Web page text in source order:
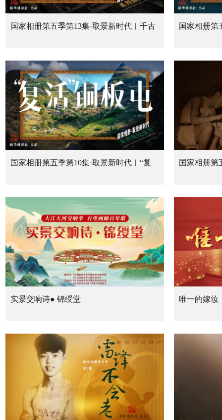
国家相册第五季第13集·取景新时代︱千古
国家相册第
国家相册第五季第10集·取景新时代︱“复
国家相册第
实景交响诗● 锦绶堂 唯一的嫁妆